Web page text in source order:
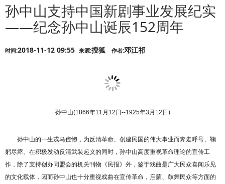
孙中山支持中国新剧事业发展纪实
——纪念孙中山诞辰152周年
时间:2018-11-12 09:55 来源:搜狐 作者:邓江祁
孙中山(1866年11月12日--1925年3月12日)
孙中山的一生戎马倥惚，为反清革命、创建民国的伟大事业而奔走呼号、鞠
躬尽瘁。在积极发动反清武装起义的同时，孙中山高度重视革命理论的宣传工
作，除了支持创办同盟会的机关刊物《民报》外，鉴于戏曲是广大民众喜闻乐见
的文化载体，因而孙中山也十分重视戏曲在宣传革命，启蒙、鼓舞民众等方面的